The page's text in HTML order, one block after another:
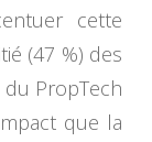
cette
(47 %) des
du PropTech
que la